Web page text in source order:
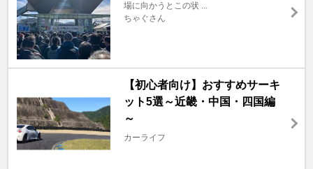
場に向かうとこの状 ...
ちゃぐさん
【初心者向け】おすすめサーキ
ット5選～近畿・中国・四国編
～
カーライフ